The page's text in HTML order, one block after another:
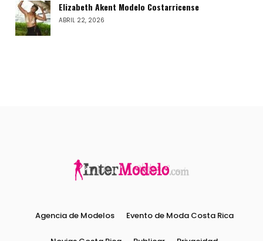
Elizabeth Akent Modelo Costarricense
ABRIL 22, 2026
Agencia de Modelos Evento de Moda Costa Rica